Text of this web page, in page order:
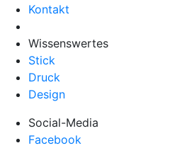
Kontakt
Wissenswertes
Stick
Druck
Design
Social-Media
Facebook